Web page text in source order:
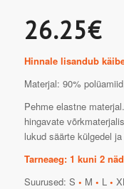
26.25€
Hinnale lisandub
Materjal: 90%
Pehme elastne
hingavate
lukud säärte külgedel
Tarneaeg: 1 kuni 2
Suurused: S • M • L •